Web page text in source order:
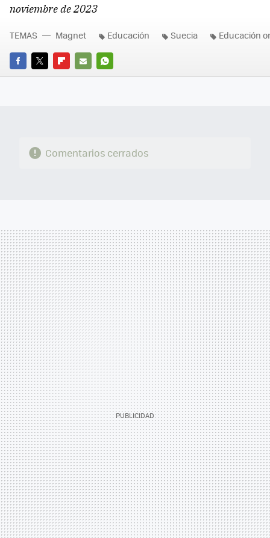
noviembre de 2023
FACEBOOK
TWITTERFLIPBOARD
E-
WHATSAPP
TEMAS Magnet Educación Suecia Educación
Comentarios cerrados